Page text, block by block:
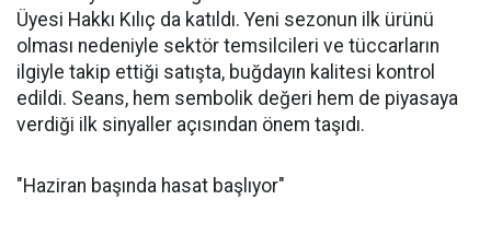
Üyesi Hakkı Kılıç da katıldı. Yeni sezonun ilk ürünü
olması nedeniyle sektör temsilcileri ve tüccarların
ilgiyle takip ettiği satışta, buğdayın kalitesi kontrol
edildi. Seans, hem sembolik değeri hem de piyasaya
verdiği ilk sinyaller açısından önem taşıdı.
"Haziran başında hasat başlıyor"